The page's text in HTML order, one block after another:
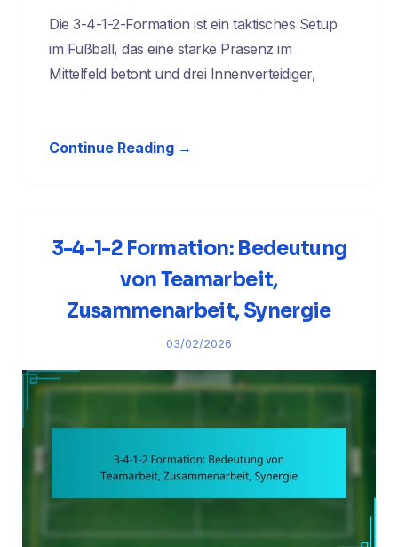
Die 3-4-1-2-Formation ist ein taktisches Setup
im Fußball, das eine starke Präsenz im
Mittelfeld betont und drei Innenverteidiger,
Continue Reading →
3-4-1-2 Formation: Bedeutung
von Teamarbeit,
Zusammenarbeit, Synergie
03/02/2026